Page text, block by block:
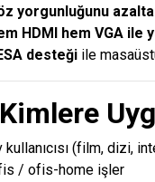
yorgunluğunu
HDMI hem VGA ile
desteğiile
(film, dizi,
/ ofis-home işler